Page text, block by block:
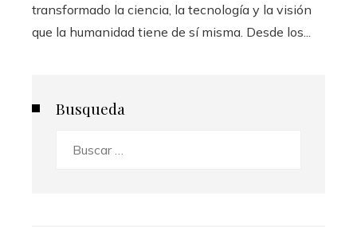
transformado la ciencia, la tecnología y la visión
que la humanidad tiene de sí misma. Desde los...
Busqueda